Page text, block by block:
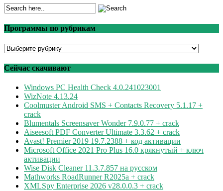
Программы по рубрикам
Программы
рубрикам
Сейчас скачивают
Windows PC Health Check 4.0.241023001
WizNote 4.13.24
Coolmuster Android SMS + Contacts Recovery 5.1.17 +
crack
Blumentals Screensaver Wonder 7.9.0.77 + crack
Aiseesoft PDF Converter Ultimate 3.3.62 + crack
Avast! Premier 2019 19.7.2388 + код активации
Microsoft Office 2021 Pro Plus 16.0 крякнутый + ключ
активации
Wise Disk Cleaner 11.3.7.857 на русском
Mathworks RoadRunner R2025a + crack
XMLSpy Enterprise 2026 v28.0.0.3 + crack